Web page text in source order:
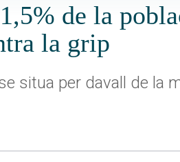
de la
la grip
situa per davall de la